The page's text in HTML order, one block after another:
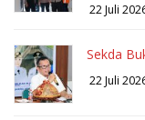
22 Juli
Sekda
22 Juli